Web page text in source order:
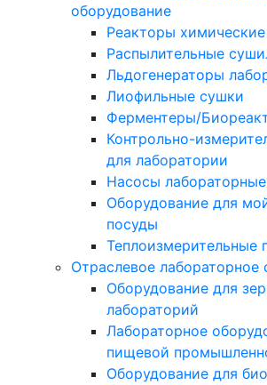
оборудование
Реакторы химические
Распылительные
Льдогенераторы
Лиофильные сушки
Ферментеры/
Контрольно-
для лаборатории
Насосы лабораторные
Оборудование для
посуды
Теплоизмерительные
Отраслевое лабораторное
Оборудование для
лабораторий
Лабораторное
пищевой
Оборудование для